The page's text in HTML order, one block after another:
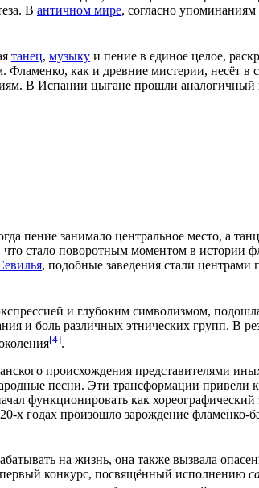
В античном мире, согласно упоминаниям
танец, музыку и пение в единое целое,
как и древние мистерии, несёт
В Испании цыгане прошли
пение занимало центральное место, а
что стало поворотным моментом в истории
, подобные заведения стали
и глубоким символизмом,
и боль различных этнических групп. В
[4].
происхождения представителями
песни. Эти трансформации привели
функционировать как хореографический
х годах произошло зарождение фламенко-
на жизнь, она также вызвала
первый конкурс, посвящённый исполнению